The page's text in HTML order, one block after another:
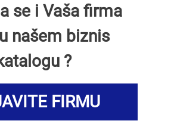
se i Vaša firma
našem biznis
?
FIRMU